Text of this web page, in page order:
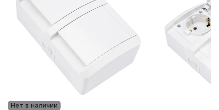
Нет в наличии